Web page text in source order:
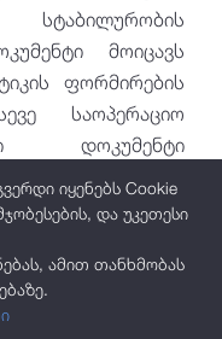
მოიცავს
ფორმირების
საოპერაციო
დოკუმენტი
ეროვნული ბანკის
საზოგადოების
იყენებს Cookie
და უკეთესი
ამით თანხმობას